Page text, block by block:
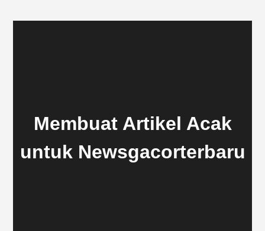
Membuat Artikel Acak
untuk Newsgacorterbaru